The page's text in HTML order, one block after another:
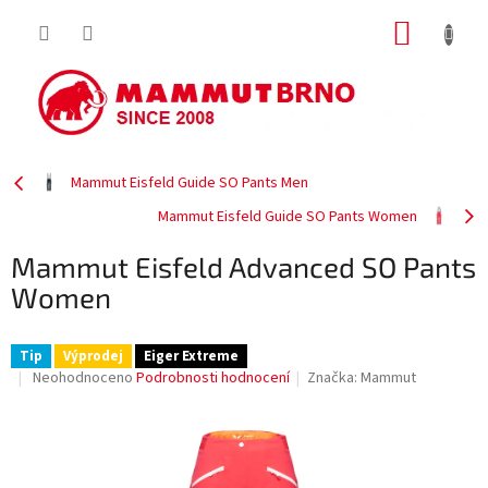
Mammut Eisfeld Guide SO Pants Men
Mammut Eisfeld Guide SO Pants Women
Mammut Eisfeld Advanced SO Pants
Women
Tip Výprodej Eiger Extreme
Průměrné
Neohodnoceno Podrobnosti hodnocení Značka:Mammut